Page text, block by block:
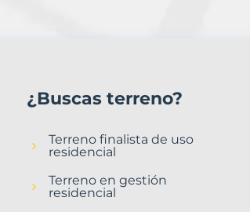
¿Buscas terreno?
Terreno finalista de uso
residencial
Terreno en gestión
residencial